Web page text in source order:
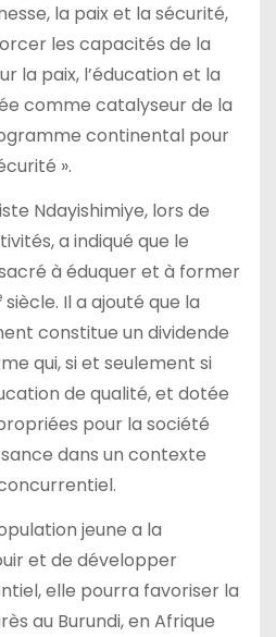
la paix et la sécurité,
les capacités de la
la paix, l’éducation et la
comme catalyseur de la
continental pour
».
Ndayishimiye, lors de
a indiqué que le
à éduquer et à former
siècle. Il a ajouté que la
constitue un dividende
qui, si et seulement si
de qualité, et dotée
pour la société
dans un contexte
jeune a la
et de développer
elle pourra favoriser la
au Burundi, en Afrique